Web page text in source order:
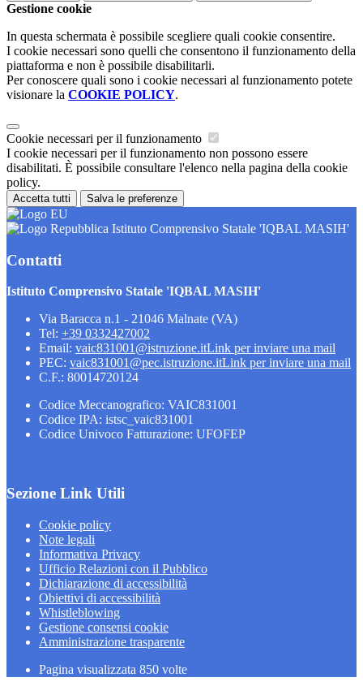
Gestione cookie
In questa schermata è possibile scegliere quali cookie consentire.
I cookie necessari sono quelli che consentono il funzionamento della
piattaforma e non è possibile disabilitarli.
Per conoscere quali sono i cookie necessari al funzionamento potete
visionare la COOKIE POLICY.
Cookie necessari per il funzionamento
I cookie necessari per il funzionamento non possono essere
disabilitati. È possibile consultare l'elenco nella pagina della cookie
policy.
Accetta tutti Salva le preferenze
Istituto Comprensivo Statale 'IQBAL MASIH'
Contatti
Istituto Comprensivo Statale 'IQBAL MASIH'
Via Baracca n.1 - 21046 Malnate (VA)
Tel: +39 0332427002
Email: vaic831001@istruzione.itLink per inviare una mail
PEC: vaic831001@pec.istruzione.itLink per inviare una mail
C.F.: 80014720124
Codice Meccanografico: VAIC831001
Codice IPA: istsc_vaic831001
Codice Univoco Fatturazione: UFOFEP
Sezione Link Utili
Cookie policy
Note legali
Informativa Privacy
Ufficio Relazioni con il Pubblico
Dichiarazione di accessibilità
Obiettivi di accessibilità
Whistleblowing
Gestione consensi cookie
Amministrazione trasparente
Pagina visualizzata 850 volte